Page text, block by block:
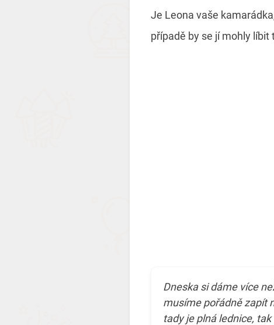
Je Leona vaše
případě by se jí mohly líbit
Dneska si dáme více
musíme pořádně zapít
tady je plná lednice,